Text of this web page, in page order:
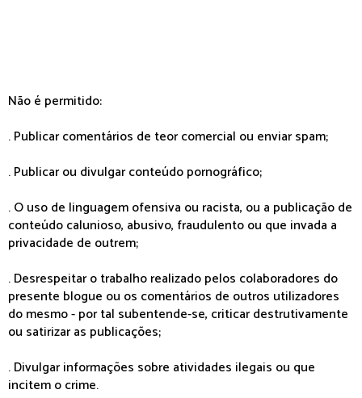
Não é permitido:
. Publicar comentários de teor comercial ou enviar spam;
. Publicar ou divulgar conteúdo pornográfico;
. O uso de linguagem ofensiva ou racista, ou a publicação de
conteúdo calunioso, abusivo, fraudulento ou que invada a
privacidade de outrem;
. Desrespeitar o trabalho realizado pelos colaboradores do
presente blogue ou os comentários de outros utilizadores
do mesmo - por tal subentende-se, criticar destrutivamente
ou satirizar as publicações;
. Divulgar informações sobre atividades ilegais ou que
incitem o crime.